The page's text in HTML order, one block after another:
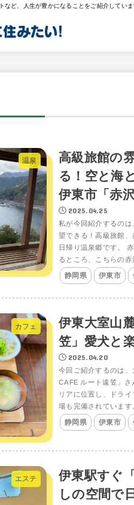
ど、人生が豊かになることをご紹介していま
温泉
高級旅館の
る！空と海
伊東市「赤
2025.04.25
私が今回紹介するの
望できる！高級旅館
日帰り温泉郷です。
るところ、こちらの赤
静岡県 伊東市
カフェ
伊東大室山
笠」愛犬と
2025.04.20
今回ご紹介するのは
CAFE ルート遠笠」
リアに位置し、ドラ
場も完備されています
静岡県 伊東市
エステ
伊東駅すぐ
しの空間で